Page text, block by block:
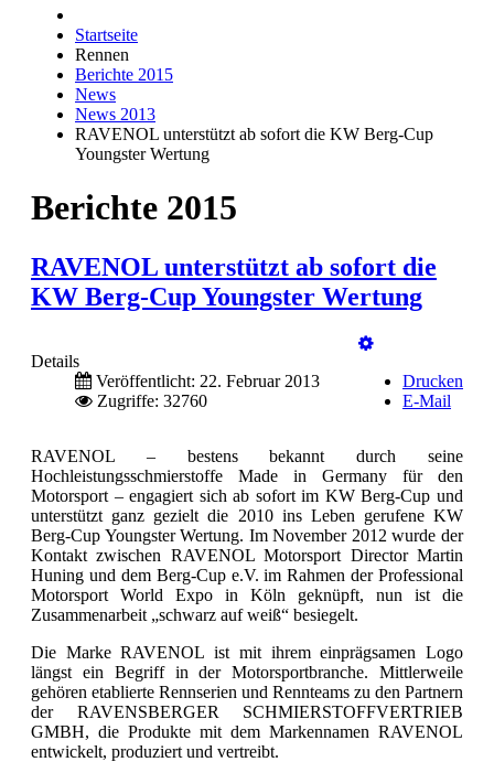
Startseite
Rennen
Berichte 2015
News
News 2013
RAVENOL unterstützt ab sofort die KW Berg-Cup
Youngster Wertung
Berichte 2015
RAVENOL unterstützt ab sofort die
KW Berg-Cup Youngster Wertung
Details
Veröffentlicht: 22. Februar 2013
Zugriffe: 32760
Drucken
E-Mail
RAVENOL – bestens bekannt durch seine
Hochleistungsschmierstoffe Made in Germany für den
Motorsport – engagiert sich ab sofort im KW Berg-Cup und
unterstützt ganz gezielt die 2010 ins Leben gerufene KW
Berg-Cup Youngster Wertung. Im November 2012 wurde der
Kontakt zwischen RAVENOL Motorsport Director Martin
Huning und dem Berg-Cup e.V. im Rahmen der Professional
Motorsport World Expo in Köln geknüpft, nun ist die
Zusammenarbeit „schwarz auf weiß“ besiegelt.
Die Marke RAVENOL ist mit ihrem einprägsamen Logo
längst ein Begriff in der Motorsportbranche. Mittlerweile
gehören etablierte Rennserien und Rennteams zu den Partnern
der RAVENSBERGER SCHMIERSTOFFVERTRIEB
GMBH, die Produkte mit dem Markennamen RAVENOL
entwickelt, produziert und vertreibt.